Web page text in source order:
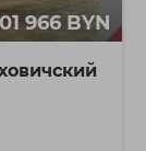
966 BYN